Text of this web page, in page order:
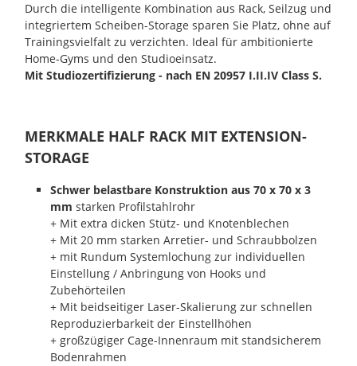
Durch die intelligente Kombination aus Rack, Seilzug und
integriertem Scheiben-Storage sparen Sie Platz, ohne auf
Trainingsvielfalt zu verzichten. Ideal für ambitionierte
Home-Gyms und den Studioeinsatz.
Mit Studiozertifizierung - nach EN 20957 I.II.IV Class S.
MERKMALE HALF RACK MIT EXTENSION-
STORAGE
Schwer belastbare Konstruktion aus 70 x 70 x 3
mm starken Profilstahlrohr
+ Mit extra dicken Stütz- und Knotenblechen
+ Mit 20 mm starken Arretier- und Schraubbolzen
+ mit Rundum Systemlochung zur individuellen
Einstellung / Anbringung von Hooks und
Zubehörteilen
+ Mit beidseitiger Laser-Skalierung zur schnellen
Reproduzierbarkeit der Einstellhöhen
+ großzügiger Cage-Innenraum mit standsicherem
Bodenrahmen